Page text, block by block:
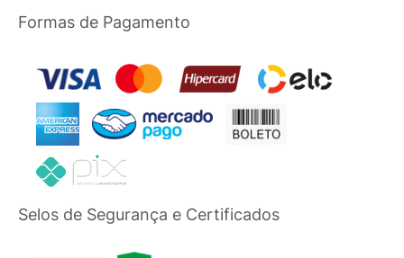
Formas de Pagamento
Selos de Segurança e Certificados